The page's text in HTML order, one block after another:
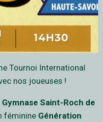
Tournoi International
nos joueuses !
Gymnase Saint-Roch de
féminine Génération